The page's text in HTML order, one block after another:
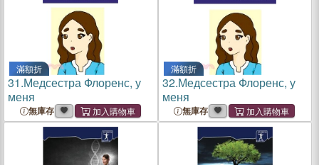
滿額折
31.Медсестра Флоренс, у
меня
無庫存
滿額折
32.Медсестра Флоренс, у
меня
無庫存